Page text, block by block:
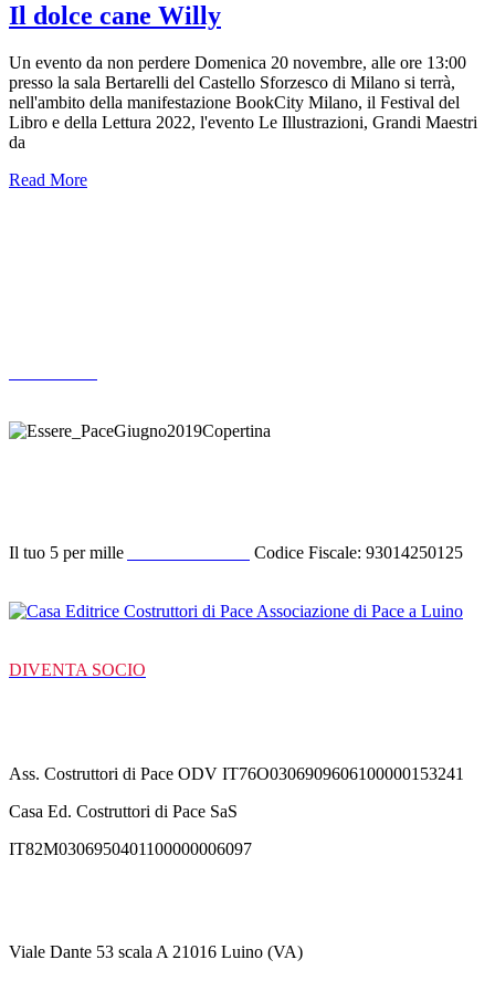
Il dolce cane Willy
Un evento da non perdere Domenica 20 novembre, alle ore 13:00
presso la sala Bertarelli del Castello Sforzesco di Milano si terrà,
nell'ambito della manifestazione BookCity Milano, il Festival del
Libro e della Lettura 2022, l'evento Le Illustrazioni, Grandi Maestri
da
Read More
Il tuo 5 per mille Codice Fiscale: 93014250125
DIVENTA SOCIO
Ass. Costruttori di Pace ODV IT76O0306909606100000153241
Casa Ed. Costruttori di Pace SaS
IT82M0306950401100000006097
Viale Dante 53 scala A 21016 Luino (VA)